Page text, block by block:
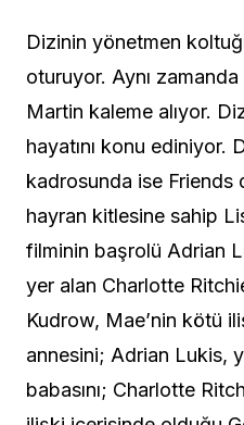
Dizinin yönetmen
oturuyor. Aynı
Martin kaleme alıyor.
hayatını konu ediniyor.
kadrosunda ise Friends
hayran kitlesine sahip
filminin başrolü Adrian
yer alan Charlotte
Kudrow, Mae’nin kötü
annesini; Adrian Lukis,
babasını; Charlotte